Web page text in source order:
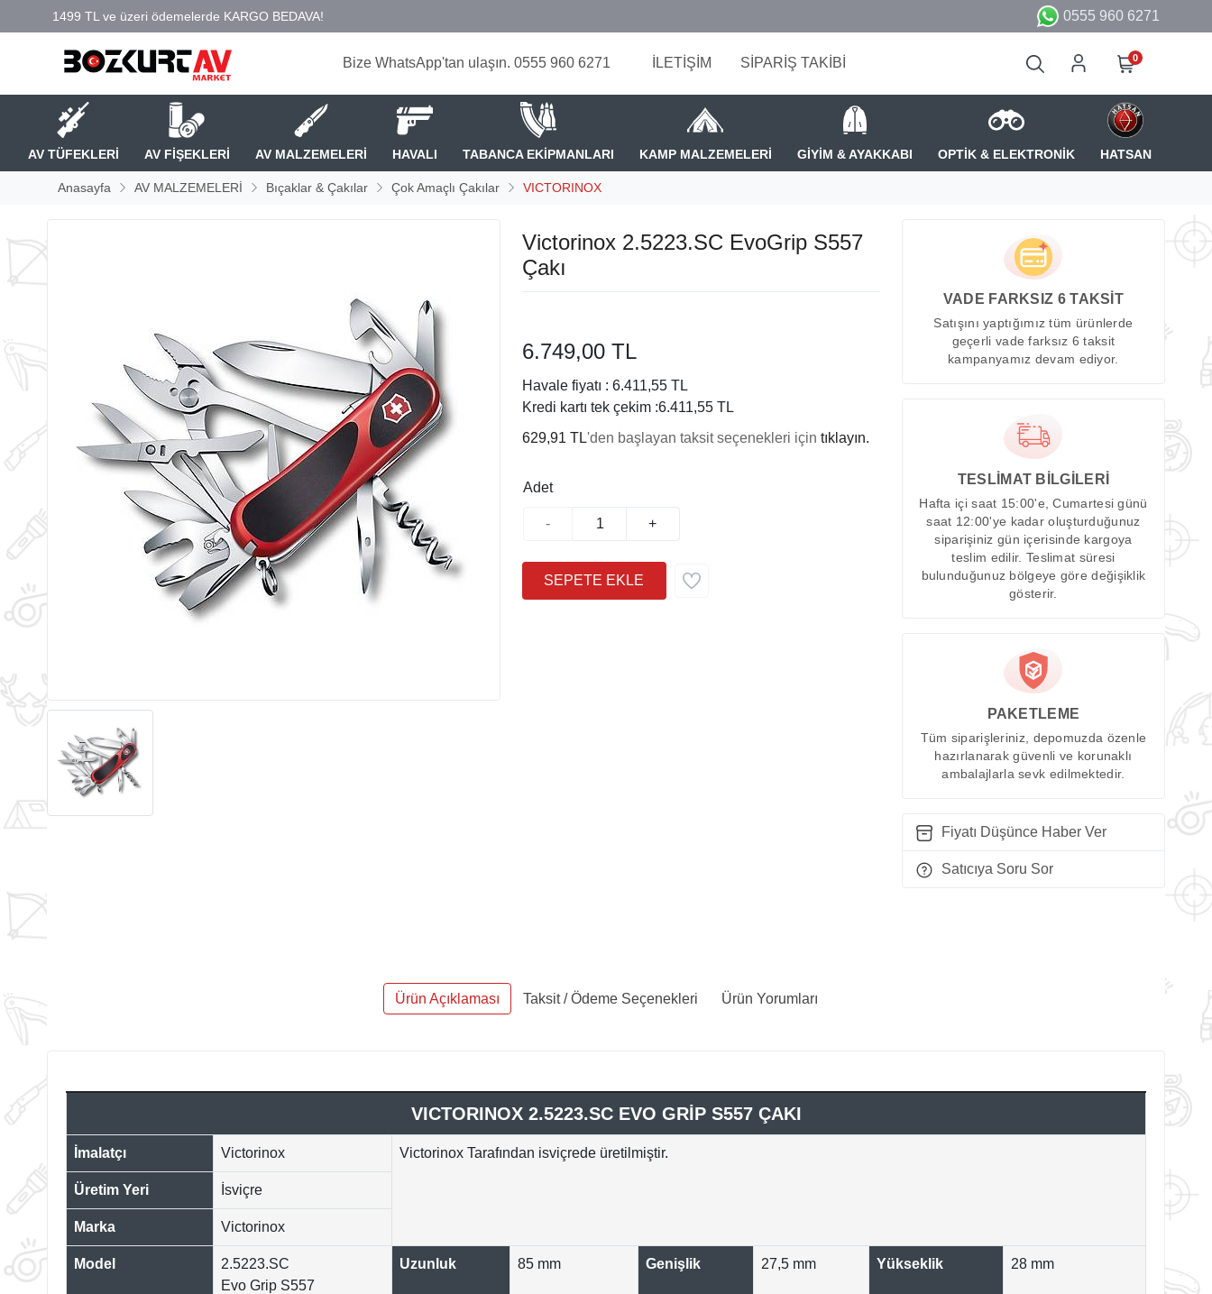
0555 960 6271
Bize WhatsApp'tan ulaşın. 0555 960 6271 İLETİŞİM SİPARİŞ TAKİBİ 0
AV TÜFEKLERİ AV FİŞEKLERİ AV MALZEMELERİ HAVALI TABANCA EKİPMANLARI KAMP MALZEMELERİ GİYİM & AYAKKABI OPTİK & ELEKTRONİK HATSAN
Anasayfa AV MALZEMELERİ Bıçaklar & Çakılar Çok Amaçlı Çakılar VICTORINOX
Victorinox 2.5223.SC EvoGrip S557
Çakı
6.749,00 TL
Havale fiyatı : 6.411,55 TL
Kredi kartı tek çekim :6.411,55 TL
629,91 TL'den başlayan taksit seçenekleri için tıklayın.
Adet
- +
VADE FARKSIZ 6 TAKSİT
Satışını yaptığımız tüm ürünlerde
geçerli vade farksız 6 taksit
kampanyamız devam ediyor.
TESLİMAT BİLGİLERİ
Hafta içi saat 15:00'e, Cumartesi günü
saat 12:00'ye kadar oluşturduğunuz
siparişiniz gün içerisinde kargoya
teslim edilir. Teslimat süresi
bulunduğunuz bölgeye göre değişiklik
gösterir.
PAKETLEME
Tüm siparişleriniz, depomuzda özenle
hazırlanarak güvenli ve korunaklı
ambalajlarla sevk edilmektedir.
Fiyatı Düşünce Haber Ver
Satıcıya Soru Sor
Ürün Açıklaması Taksit / Ödeme Seçenekleri Ürün Yorumları
VICTORINOX 2.5223.SC EVO GRİP S557 ÇAKI
İmalatçı Victorinox Victorinox Tarafından isviçrede üretilmiştir.
Üretim Yeri İsviçre
Marka Victorinox
Model
2.5223.SC
Evo Grip S557
Uzunluk 85 mm Genişlik 27,5 mm Yükseklik 28 mm